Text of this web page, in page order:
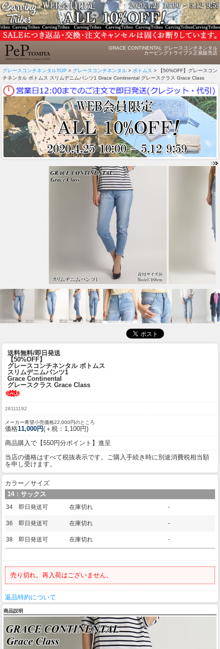
GRACE CONTINENTAL グレースコンチネンタル
カービングトライブス正規販売店
グレースコンチネンタルTOP > グレースコンチネンタル > ボトムス > 【50%OFF】グレースコン
チネンタル ボトムス スリムデニムパンツ1 Grace Continental グレースクラス Grace Class
送料無料/即日発送
【50%OFF】
グレースコンチネンタル ボトムス
スリムデニムパンツ1
Grace Continental
グレースクラス Grace Class
28111192
メーカー希望小売価格22,000円のところ
価格11,000円(＋税：1,100円)
商品購入で【550円分ポイント】進呈
当店の価格はすべて税抜表示です。ご購入手続き時に別途消費税相当額
を申し受けます。
カラー／サイズ
14：サックス
34 即日発送可 在庫切れ -
36 即日発送可 在庫切れ -
38 即日発送可 在庫切れ -
売り切れ。再入荷はございません。
返品特約について
商品説明